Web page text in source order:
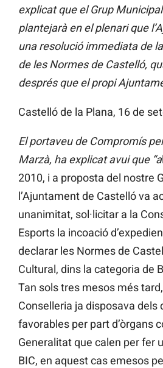
explicat que el Grup
plantejarà en el plenari que
una resolució immediata de
de les Normes de Castelló,
després que el propi
Castelló de la Plana, 16 de
Elportaveu de Compromís
Marzà, ha explicat avui que “a
2010, i a proposta del nostre
l’Ajuntament de Castelló va
unanimitat, sol·licitar a la
Esports la incoació
declarar les Normes de
Cultural, dins la categoria de
Tan sols tres mesos més
Conselleria ja disposava dels
favorables per part d’òrgans
Generalitat que calen per fer
BIC, en aquest cas emesos